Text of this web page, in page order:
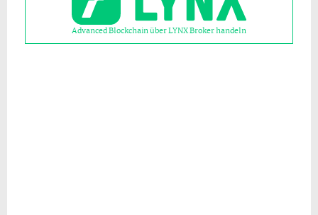
Advanced Blockchain über LYNX Broker handeln